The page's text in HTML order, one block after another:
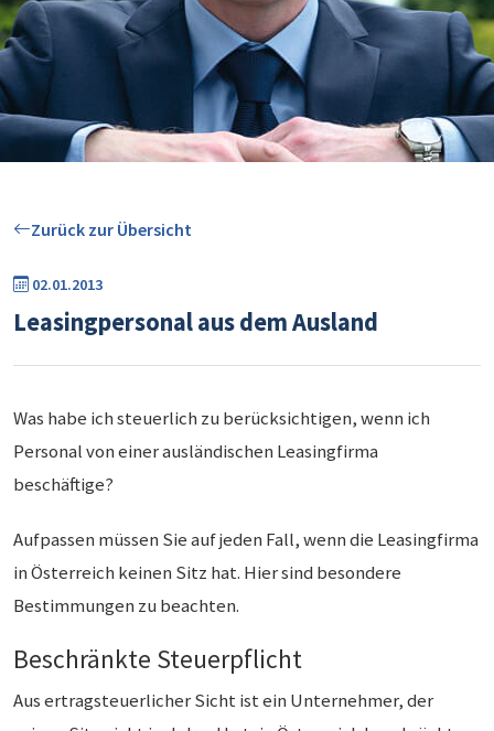
Zurück zur Übersicht
02.01.2013
Leasingpersonal aus dem Ausland
Was habe ich steuerlich zu berücksichtigen, wenn ich
Personal von einer ausländischen Leasingfirma
beschäftige?
Aufpassen müssen Sie auf jeden Fall, wenn die Leasingfirma
in Österreich keinen Sitz hat. Hier sind besondere
Bestimmungen zu beachten.
Beschränkte Steuerpflicht
Aus ertragsteuerlicher Sicht ist ein Unternehmer, der